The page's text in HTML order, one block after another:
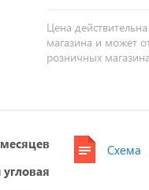
Цена
магазина и может
розничных
Схема